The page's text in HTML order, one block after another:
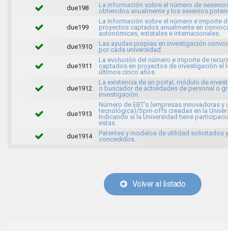
due198
La información sobre el número de
obtenidos anualmente y los sexenios
due199
La información sobre el número e importe
proyectos captados anualmente en
autonómicas, estatales e internacionales.
due1910
Las ayudas propias en investigación
por cada universidad.
due1911
La evolución del número e importe de
captados en proyectos de investigación el
últimos cinco años.
due1912
La existencia de un portal, módulo de
o buscador de actividades de personal o
investigación.
due1913
Número de EBT's (empresas innovadoras y
tecnológica)/Spin-offs creadas en la
Indicando si la Universidad tiene
estas.
due1914
Patentes y modelos de utilidad solicitados
concedidos.
Volver al listado